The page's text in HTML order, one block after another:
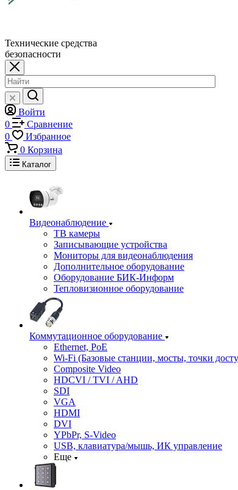
Технические средства
безопасности
Войти
0
Сравнение
0
Избранное
0 Корзина
Каталог
Видеонаблюдение
ТВ камеры
Записывающие устройства
Мониторы для видеонаблюдения
Дополнительное оборудование
Оборудование БИК-Информ
Тепловизионное оборудование
Коммутационное оборудование
Ethernet, PoE
Wi-Fi (Базовые станции, мосты, точки
Composite Video
HDCVI / TVI / AHD
SDI
VGA
HDMI
DVI
YPbPr, S-Video
USB, клавиатура/мышь, ИК управление
Еще